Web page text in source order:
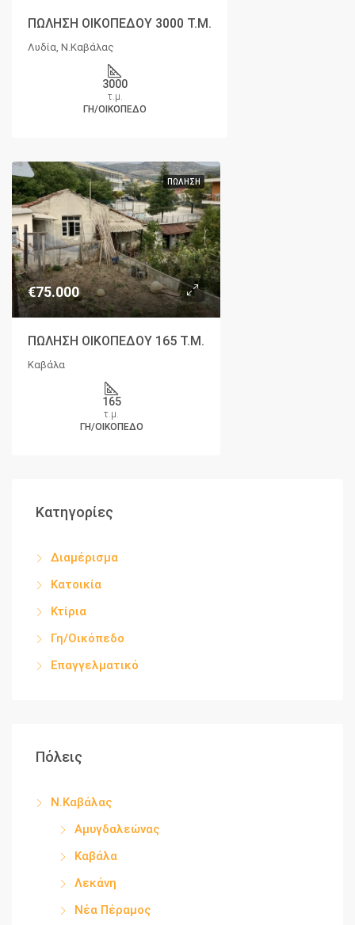
ΠΩΛΗΣΗ ΟΙΚΟΠΕΔΟΥ 3000 Τ.Μ.
Λυδία, Ν.Καβάλας
3000
τ.μ.
ΓΗ/ΟΙΚΌΠΕΔΟ
ΠΏΛΗΣΗ
€75.000
ΠΩΛΗΣΗ ΟΙΚΟΠΕΔΟΥ 165 Τ.Μ.
Καβάλα
165
τ.μ.
ΓΗ/ΟΙΚΌΠΕΔΟ
Κατηγορίες
Διαμέρισμα
Κατοικία
Κτίρια
Γη/Οικόπεδο
Επαγγελματικό
Πόλεις
Ν.Καβάλας
Αμυγδαλεώνας
Καβάλα
Λεκάνη
Νέα Πέραμος